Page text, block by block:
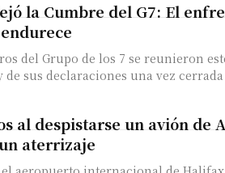
la Cumbre del G7: El
del Grupo de los 7 se reunieron
de sus declaraciones una vez
al despistarse un avión de
aterrizaje